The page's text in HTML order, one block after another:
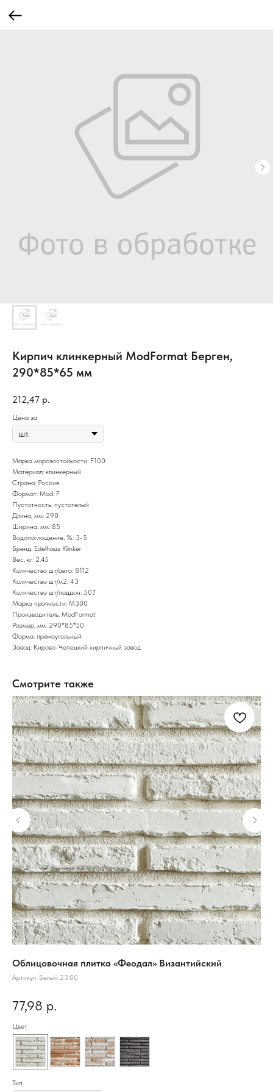
Кирпич клинкерный ModFormat Берген,
290*85*65 мм
212,47 р.
Цена за
Марка морозостойкости: F100
Материал: клинкерный
Страна: Россия
Формат: Mod. F
Пустотность: пустотелый
Длина, мм: 290
Ширина, мм: 85
Водопоглощение, %: 3-5
Бренд: Edelhaus Klinker
Вес, кг: 2.45
Количество шт/авто: 8112
Количество шт/м2: 43
Количество шт/поддон: 507
Марка прочности: М300
Производитель: ModFormat
Размер, мм: 290*85*50
Форма: прямоугольный
Завод: Кирово-Чепецкий кирпичный завод
Смотрите также
Облицовочная плитка «Феодал» Византийский
Артикул: Белый 23.00
77,98 р.
Цвет
Тип